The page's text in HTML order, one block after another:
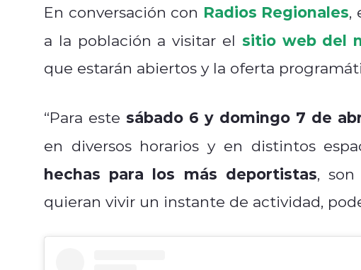
En conversación con Radios Regionales,
a la población a visitar el sitio web del
que estarán abiertos y la oferta
“Para este sábado 6 y domingo 7 de
en diversos horarios y en distintos
hechas para los más deportistas,
quieran vivir un instante de actividad,